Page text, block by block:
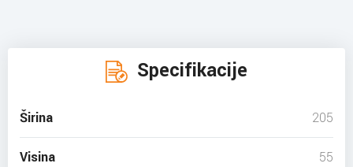
Specifikacije
Širina 205
Visina 55